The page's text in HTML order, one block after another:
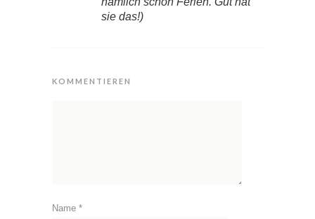
sie das!)
KOMMENTIEREN
Name *